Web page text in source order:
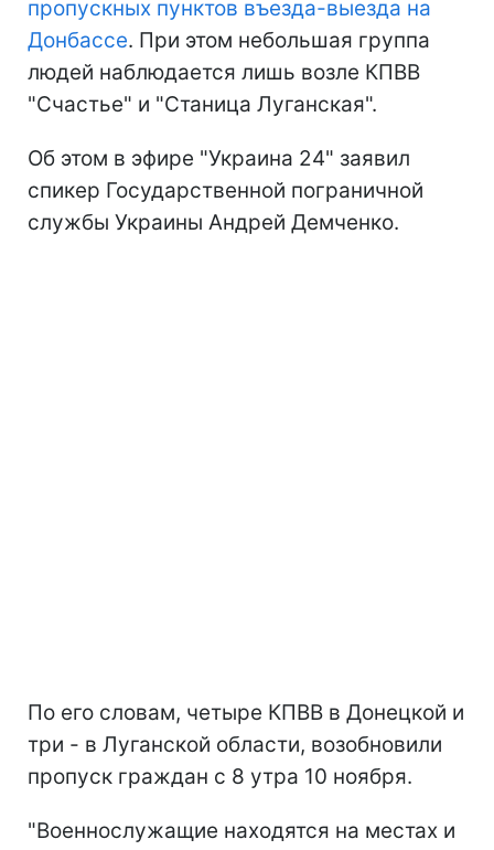
пропускных пунктов въезда-выезда на
Донбассе. При этом небольшая группа
людей наблюдается лишь возле КПВВ
"Счастье" и "Станица Луганская".
Об этом в эфире "Украина 24" заявил
спикер Государственной пограничной
службы Украины Андрей Демченко.
По его словам, четыре КПВВ в Донецкой и
три - в Луганской области, возобновили
пропуск граждан с 8 утра 10 ноября.
"Военнослужащие находятся на местах и ​​